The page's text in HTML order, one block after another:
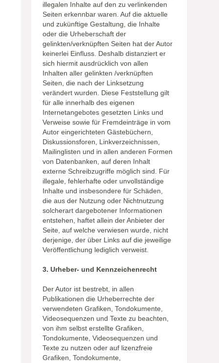
illegalen Inhalte auf den zu verlinkenden
Seiten erkennbar waren. Auf die aktuelle
und zukünftige Gestaltung, die Inhalte
oder die Urheberschaft der
gelinkten/verknüpften Seiten hat der Autor
keinerlei Einfluss. Deshalb distanziert er
sich hiermit ausdrücklich von allen
Inhalten aller gelinkten /verknüpften
Seiten, die nach der Linksetzung
verändert wurden. Diese Feststellung gilt
für alle innerhalb des eigenen
Internetangebotes gesetzten Links und
Verweise sowie für Fremdeinträge in vom
Autor eingerichteten Gästebüchern,
Diskussionsforen, Linkverzeichnissen,
Mailinglisten und in allen anderen Formen
von Datenbanken, auf deren Inhalt
externe Schreibzugriffe möglich sind. Für
illegale, fehlerhafte oder unvollständige
Inhalte und insbesondere für Schäden,
die aus der Nutzung oder Nichtnutzung
solcherart dargebotener Informationen
entstehen, haftet allein der Anbieter der
Seite, auf welche verwiesen wurde, nicht
derjenige, der über Links auf die jeweilige
Veröffentlichung lediglich verweist.
3. Urheber- und Kennzeichenrecht
Der Autor ist bestrebt, in allen
Publikationen die Urheberrechte der
verwendeten Grafiken, Tondokumente,
Videosequenzen und Texte zu beachten,
von ihm selbst erstellte Grafiken,
Tondokumente, Videosequenzen und
Texte zu nutzen oder auf lizenzfreie
Grafiken, Tondokumente,